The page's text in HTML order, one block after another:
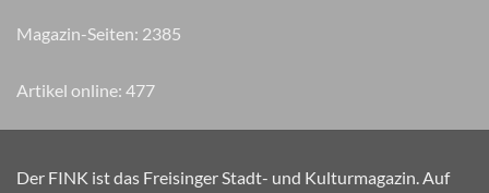
Magazin-Seiten: 2450
Artikel online: 490
Der FINK ist das Freisinger Stadt- und Kulturmagazin. Auf